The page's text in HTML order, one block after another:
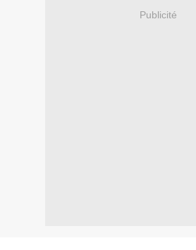
Publicité